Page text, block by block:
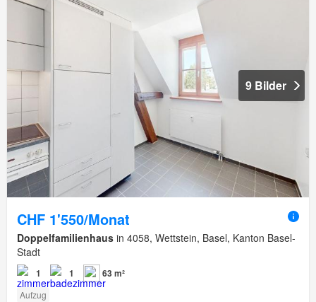
9 Bilder
CHF 1'550/Monat
Doppelfamilienhaus in 4058, Wettstein, Basel, Kanton Basel-
Stadt
1 1 63 m²
Aufzug